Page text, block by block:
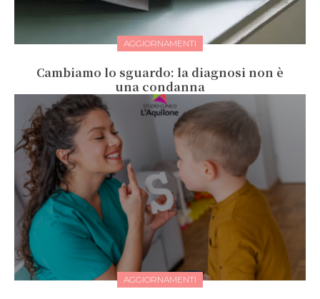
AGGIORNAMENTI
Cambiamo lo sguardo: la diagnosi non è
una condanna
AGGIORNAMENTI